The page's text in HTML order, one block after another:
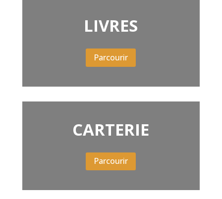
LIVRES
Parcourir
CARTERIE
Parcourir